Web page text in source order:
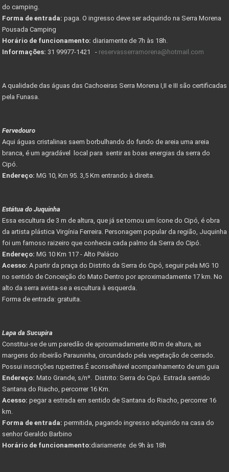
do camping.
Forma de entrada: paga. O ingresso deve ser adquirido na Serra Morena
Pousada Camping
Horário de funcionamento: diariamente de 7h às 18h.
Informações: 31 99977-1421 - reservasserramorena@hotmail.com
A qualidade das águas das Cachoeiras Serra Morena I,II e III são certificadas
pela Funasa.
Fervedouro
Aqui águas cristalinas saem borbulhando do fundo de areia uma areia
branca, é um agradável local para sentir as boas energias da serra do
Cipó.
Endereço: MG 10, Km 95. 3,5 Km entrando à direita.
Estátua do Juquinha
Essa escultura de 3 m de altura, que já se tornou um ícone do Cipó, é obra
da artista plástica Virgínia Ferreira. Personagem popular da região, Juquinha
foi um famoso raizeiro que conhecia cada palmo da Serra do Cipó.
Endereço: MG 10 Km 117 - Alto Palácio
Acesso: A partir da praça do Distrito da Serra do Cipó, seguir pela MG 10
no sentido de Conceição do Mato Dentro por aproximadamente 17 km. No
alto da serra avista-se a escultura à esquerda.
Forma de entrada: gratuita.
Lapa da Sucupira
Constitui-se de um paredão de aproximadamente 80 m de altura, as
margens do ribeirão Parauninha, circundado pela vegetação de cerrado.
Possui inscrições rupestres.É aconselhável acompanhamento de um guia
Endereço: Mato Grande, s/nº. Distrito: Serra do Cipó. Estrada sentido
Santana do Riacho, percorrer 16 Km.
Acesso: pegar a estrada em sentido de Santana do Riacho, percorrer 16
km.
Forma de entrada: permitida, pagando ingresso adquirido na casa do
senhor Geraldo Barbino
Horário de funcionamento:diariamente de 9h às 18h